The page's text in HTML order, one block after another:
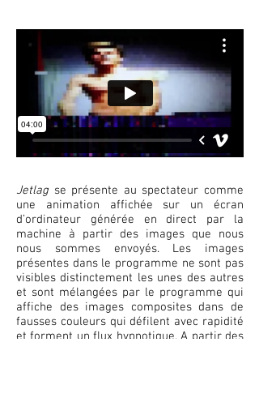
Jetlag se présente au spectateur comme
une animation affichée sur un écran
d’ordinateur générée en direct par la
machine à partir des images que nous
nous sommes envoyés. Les images
présentes dans le programme ne sont pas
visibles distinctement les unes des autres
et sont mélangées par le programme qui
affiche des images composites dans de
fausses couleurs qui défilent avec rapidité
et forment un flux hypnotique. A partir des